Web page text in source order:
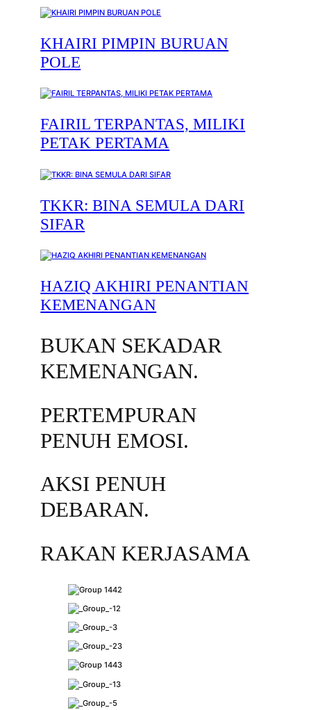
KHAIRI PIMPIN BURUAN
POLE
FAIRIL TERPANTAS, MILIKI
PETAK PERTAMA
TKKR: BINA SEMULA DARI
SIFAR
HAZIQ AKHIRI PENANTIAN
KEMENANGAN
BUKAN SEKADAR
KEMENANGAN.
PERTEMPURAN
PENUH EMOSI.
AKSI PENUH
DEBARAN.
RAKAN KERJASAMA